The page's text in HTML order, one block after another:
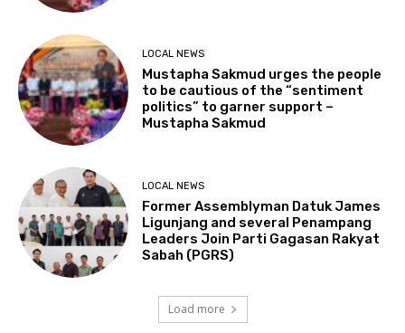
LOCAL NEWS
Mustapha Sakmud urges the people
to be cautious of the “sentiment
politics” to garner support –
Mustapha Sakmud
LOCAL NEWS
Former Assemblyman Datuk James
Ligunjang and several Penampang
Leaders Join Parti Gagasan Rakyat
Sabah (PGRS)
Load more